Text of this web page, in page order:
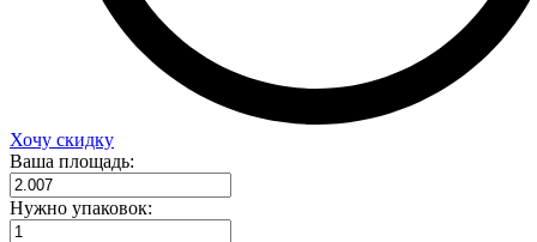
Хочу скидку
Ваша площадь:
Нужно упаковок: